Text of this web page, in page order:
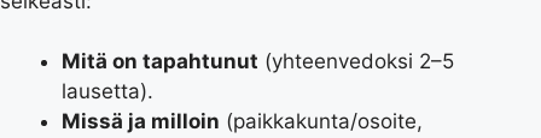
Mitä on tapahtunut (yhteenvedoksi 2–5
lausetta).
Missä ja milloin (paikkakunta/osoite,